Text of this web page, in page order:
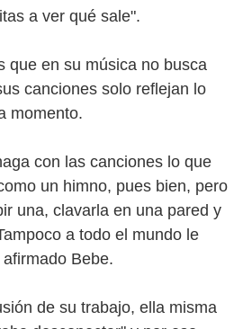
a ver qué sale".
que en su música no busca
canciones solo reflejan lo
momento.
con las canciones lo que
un himno, pues bien, pero
una, clavarla en una pared y
a todo el mundo le
Bebe.
de su trabajo, ella misma